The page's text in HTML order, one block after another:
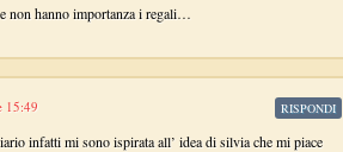
non hanno importanza i regali…
15:49
infatti mi sono ispirata all’ idea di silvia che mi piace
RISPONDI